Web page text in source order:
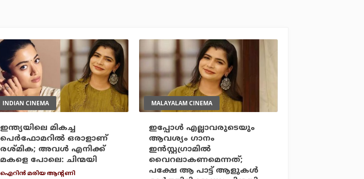
INDIAN CINEMA
ഇന്ത്യയിലെ മികച്ച
പെര്‍ഫോമറില്‍ ഒരാളാണ്
രശ്മിക; അവള്‍ എനിക്ക്
മകളെ പോലെ: ചിന്മയി
ഐറിന്‍ മരിയ ആന്റണി
MALAYALAM CINEMA
ഇപ്പോള്‍ എല്ലാവരുടെയും
ആവശ്യം ഗാനം
ഇന്‍സ്റ്റഗ്രാമില്‍
വൈറലാകണമെന്നത്;
പക്ഷേ ആ പാട്ട് ആളുകള്‍